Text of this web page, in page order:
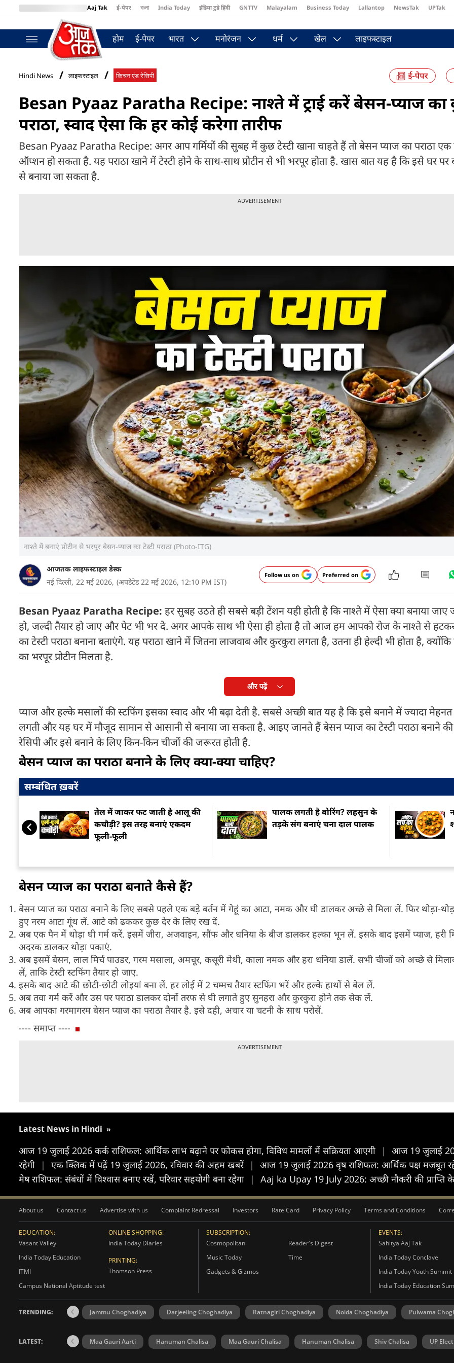
Aaj Tak ई-पेपर বাংলা India Today इंडिया टुडे हिंदी GNTTV Malayalam Business Today Lallantop NewsTak UPTak
BT Bazaar
होम ई-पेपर भारत मनोरंजन धर्म खेल लाइफस्टाइल
Hindi News लाइफस्टाइल किचन एंड रेसिपी
Besan Pyaaz Paratha Recipe: नाश्ते में ट्राई करें बेसन-प्याज का
पराठा, स्वाद ऐसा कि हर कोई करेगा तारीफ
Besan Pyaaz Paratha Recipe: अगर आप गर्मियों की सुबह में कुछ टेस्टी खाना चाहते हैं तो बेसन प्याज का पराठा एक
ऑप्शन हो सकता है. यह पराठा खाने में टेस्टी होने के साथ-साथ प्रोटीन से भी भरपूर होता है. खास बात यह है कि इसे घर
से बनाया जा सकता है.
ADVERTISEMENT
नाश्ते में बनाएं प्रोटीन से भरपूर बेसन-प्याज का टेस्टी पराठा (Photo-ITG)
आजतक लाइफस्टाइल डेस्क
नई दिल्ली, 22 मई 2026, (अपडेटेड 22 मई 2026, 12:10 PM IST)
Follow us on Preferred on
Besan Pyaaz Paratha Recipe: हर सुबह उठते ही सबसे बड़ी टेंशन यही होती है कि नाश्ते में ऐसा क्या बनाया जाए
हो, जल्दी तैयार हो जाए और पेट भी भर दे. अगर आपके साथ भी ऐसा ही होता है तो आज हम आपको रोज के नाश्ते से
का टेस्टी पराठा बनाना बताएंगे. यह पराठा खाने में जितना लाजवाब और कुरकुरा लगता है, उतना ही हेल्दी भी होता है,
का भरपूर प्रोटीन मिलता है.
और पढ़ें
प्याज और हल्के मसालों की स्टफिंग इसका स्वाद और भी बढ़ा देती है. सबसे अच्छी बात यह है कि इसे बनाने में ज्यादा मेहनत
लगती और यह घर में मौजूद सामान से आसानी से बनाया जा सकता है. आइए जानते हैं बेसन प्याज का टेस्टी पराठा बनाने
रेसिपी और इसे बनाने के लिए किन-किन चीजों की जरूरत होती है.
बेसन प्याज का पराठा बनाने के लिए क्या-क्या चाहिए?
सम्बंधित ख़बरें
तेल में जाकर फट जाती है आलू की
कचौड़ी? इस तरह बनाएं एकदम
फूली-फूली
पालक लगती है बोरिंग? लहसुन के
तड़के संग बनाएं चना दाल पालक
बेसन प्याज का पराठा बनाते कैसे हैं?
बेसन प्याज का पराठा बनाने के लिए सबसे पहले एक बड़े बर्तन में गेहूं का आटा, नमक और घी डालकर अच्छे से मिला लें. फिर थोड़ा-
हुए नरम आटा गूंथ लें. आटे को ढककर कुछ देर के लिए रख दें.
अब एक पैन में थोड़ा घी गर्म करें. इसमें जीरा, अजवाइन, सौंफ और धनिया के बीज डालकर हल्का भून लें. इसके बाद इसमें प्याज, हरी
अदरक डालकर थोड़ा पकाएं.
अब इसमें बेसन, लाल मिर्च पाउडर, गरम मसाला, अमचूर, कसूरी मेथी, काला नमक और हरा धनिया डालें. सभी चीजों को अच्छे से
लें, ताकि टेस्टी स्टफिंग तैयार हो जाए.
इसके बाद आटे की छोटी-छोटी लोइयां बना लें. हर लोई में 2 चम्मच तैयार स्टफिंग भरें और हल्के हाथों से बेल लें.
अब तवा गर्म करें और उस पर पराठा डालकर दोनों तरफ से घी लगाते हुए सुनहरा और कुरकुरा होने तक सेक लें.
अब आपका गरमागरम बेसन प्याज का पराठा तैयार है. इसे दही, अचार या चटनी के साथ परोसें.
---- समाप्त ----
ADVERTISEMENT
Latest News in Hindi »
आज 19 जुलाई 2026 कर्क राशिफल: आर्थिक लाभ बढ़ाने पर फोकस होगा, विविध मामलों में सक्रियता आएगी |
आज 19 जुलाई
रहेगी
| एक क्लिक में पढ़ें 19 जुलाई 2026, रविवार की अहम खबरें | आज 19 जुलाई 2026 वृष राशिफल: आर्थिक पक्ष मजबूत
मेष राशिफल: संबंधों में विश्वास बनाए रखें, परिवार सहयोगी बना रहेगा
| Aaj ka Upay 19 July 2026: अच्छी नौकरी की प्राप्ति
About us Contact us Advertise with us Complaint Redressal Investors Rate Card Privacy Policy Terms and Conditions
EDUCATION:
Vasant Valley
India Today Education
ITMI
Campus National Aptitude test
ONLINE SHOPPING:
India Today Diaries
PRINTING:
Thomson Press
SUBSCRIPTION:
Cosmopolitan
Reader's Digest
Music Today
Time
Gadgets & Gizmos
EVENTS:
Sahitya Aaj Tak
India Today Conclave
India Today Youth Summit
India Today Education
TRENDING: Jammu Choghadiya Darjeeling Choghadiya Ratnagiri Choghadiya Noida Choghadiya Pulwama
LATEST: Maa Gauri Aarti Hanuman Chalisa Maa Gauri Chalisa Hanuman Chalisa Shiv Chalisa UP